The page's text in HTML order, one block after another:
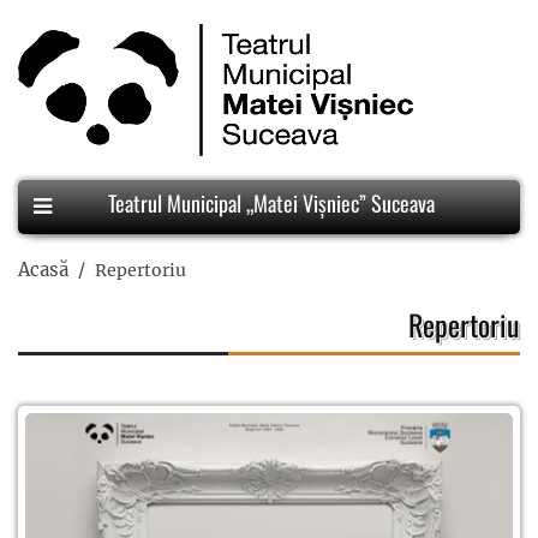
Teatrul Municipal „Matei Vișniec” Suceava
Acasă Repertoriu
Repertoriu